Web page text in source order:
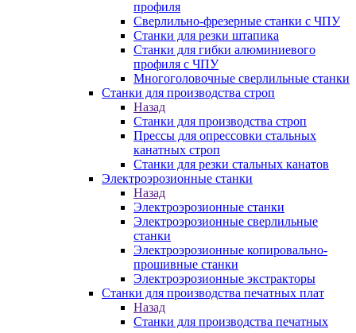
профиля
Сверлильно-фрезерные станки с ЧПУ
Станки для резки штапика
Станки для гибки алюминиевого
профиля с ЧПУ
Многоголовочные сверлильные станки
Станки для производства строп
Назад
Станки для производства строп
Прессы для опрессовки стальных
канатных строп
Станки для резки стальных канатов
Электроэрозионные станки
Назад
Электроэрозионные станки
Электроэрозионные сверлильные
станки
Электроэрозионные копировально-
прошивные станки
Электроэрозионные экстракторы
Станки для производства печатных плат
Назад
Станки для производства печатных